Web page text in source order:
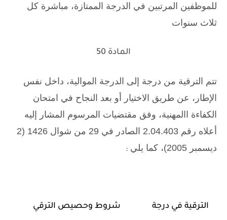
للموظفين المرتبين في الدرجة الممتازة، مباشرة كل
ثلاث سنوات
المادة 50
تتم الترقية من درجة إلى الدرجة الموالية، داخل نفس
الإطار، عن طريق الاختيار أو بعد النجاح في امتحان
الكفاءة االمهنية، وفق مقتضيات المرسوم المشار إليه
أعلاه رقم 2.04.403 الصادر في 29 من شوال 1426 (2
ديسمبر 2005)، كما يلي
:
الترقية في درجة شروط وحصيص الترقي